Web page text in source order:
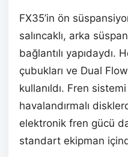
FX35’in ön
salıncaklı, arka
bağlantılı yapıdaydı.
çubukları ve Dual
kullanıldı. Fren
havalandırmalı
elektronik fren gücü
standart ekipman